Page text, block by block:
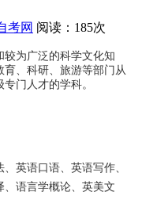
考网 阅读：185次
为广泛的科学文化知
、科研、旅游等部门从
门人才的学科。
英语口语 英语写作
语言学概论
英美文